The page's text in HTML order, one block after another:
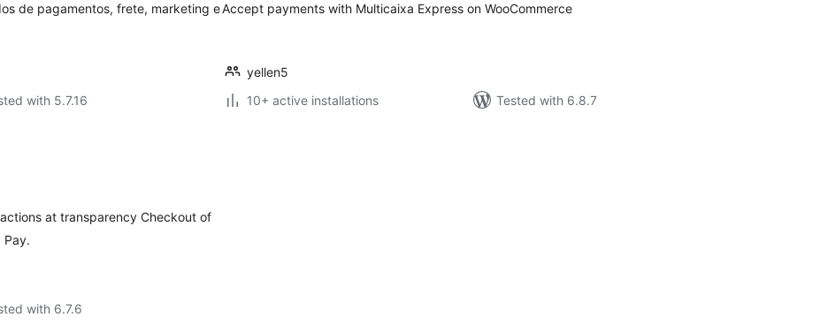
de pagamentos, frete, marketing e
with 5.7.16
Accept payments with Multicaixa Express on WooCommerce
yellen5
10+ active installations
Tested with 6.8.7
at transparency Checkout of
Pay.
with 6.7.6